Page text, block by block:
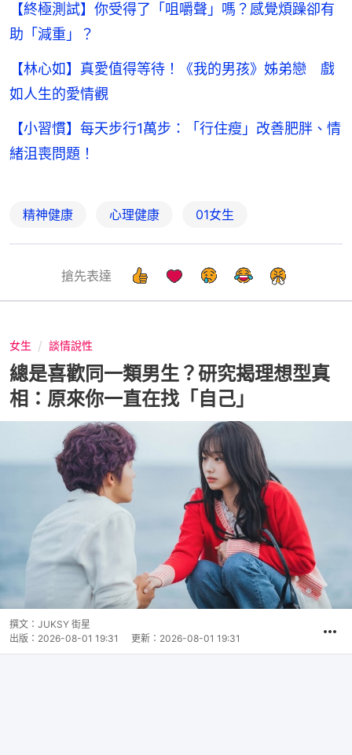
【終極測試】你受得了「咀嚼聲」嗎？感覺煩躁卻有
助「減重」？
【林心如】真愛值得等待！《我的男孩》姊弟戀 戲
如人生的愛情觀
【小習慣】每天步行1萬步：「行住瘦」改善肥胖、情
緒沮喪問題！
精神健康 心理健康 01女生
搶先表達
女生 談情說性
總是喜歡同一類男生？研究揭理想型真
相：原來你一直在找「自己」
撰文： JUKSY 街星
出版： 2026-08-01 19:31 更新： 2026-08-01 19:31